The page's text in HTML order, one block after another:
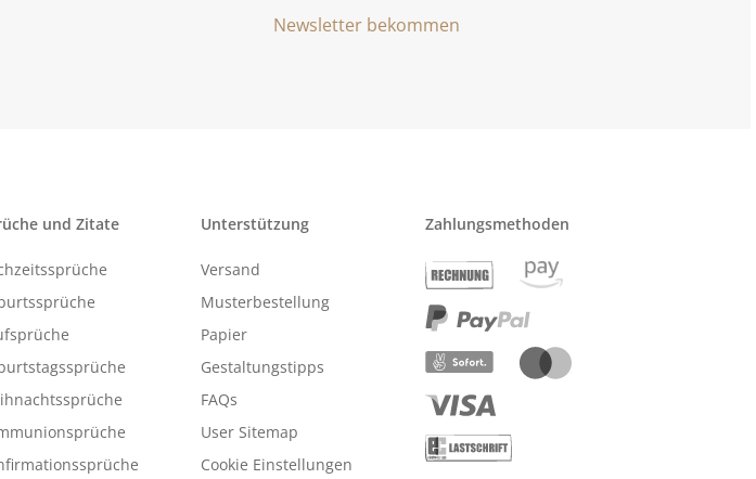
Newsletter bekommen
und Zitate Unterstützung
Versand
Musterbestellung
Papier
Gestaltungstipps
FAQs
User Sitemap
Cookie Einstellungen
Zahlungsmethoden